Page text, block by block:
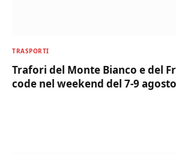
TRASPORTI
Trafori del Monte Bianco e del
code nel weekend del 7-9